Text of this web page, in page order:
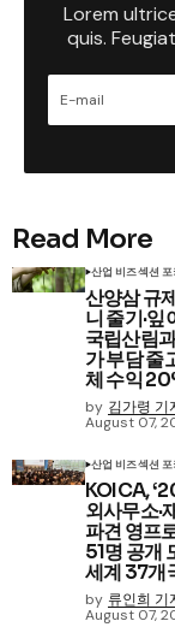
Lorem
quis.
Read More
산업 비즈섹션
산양삼 규
니 줄기·
국립산림
가 부담 줄
체 수익
by 김가령 기
August 07,
산업 비즈섹션
KOICA,
외사무소·
파견 영프
51명 공개
세계 37개
by 류인희 기
August 07,